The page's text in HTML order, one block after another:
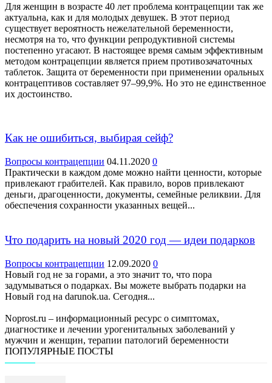
Для женщин в возрасте 40 лет проблема контрацепции так же
актуальна, как и для молодых девушек. В этот период
существует вероятность нежелательной беременности,
несмотря на то, что функции репродуктивной системы
постепенно угасают. В настоящее время самым эффективным
методом контрацепции является прием противозачаточных
таблеток. Защита от беременности при применении оральных
контрацептивов составляет 97–99,9%. Но это не единственное
их достоинство.
Как не ошибиться, выбирая сейф?
Вопросы контрацепции 04.11.2020 0
Практически в каждом доме можно найти ценности, которые
привлекают грабителей. Как правило, воров привлекают
деньги, драгоценности, документы, семейные реликвии. Для
обеспечения сохранности указанных вещей...
Что подарить на новый 2020 год — идеи подарков
Вопросы контрацепции 12.09.2020 0
Новый год не за горами, а это значит то, что пора
задумываться о подарках. Вы можете выбрать подарки на
Новый год на darunok.ua. Сегодня...
Noprost.ru – информационный ресурс о симптомах,
диагностике и лечении урогенитальных заболеваний у
мужчин и женщин, терапии патологий беременности
ПОПУЛЯРНЫЕ ПОСТЫ